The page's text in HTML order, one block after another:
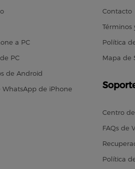
a PC
PC
de Android
WhatsApp de iPhone
Contacto
Términos
Política
Mapa de
Centro
FAQs de
Política